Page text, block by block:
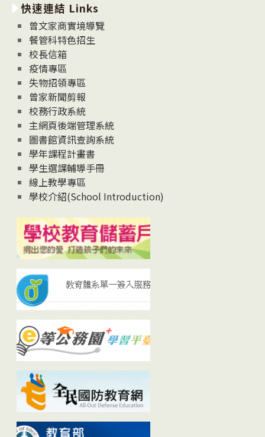
消
息
News
快速連結 Links
曾文家商實境導覽
餐管科特色招生
校長信箱
疫情專區
失物招領專區
曾家新聞剪報
校務行政系統
主網頁後端管理系統
圖書館資訊查詢系統
學年課程計畫書
學生選課輔導手冊
線上教學專區
學校介紹(School Introduction)